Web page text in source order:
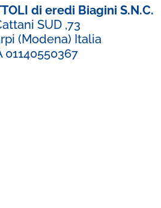
di eredi Biagini S.N.C.
SUD ,73
(Modena) Italia
01140550367